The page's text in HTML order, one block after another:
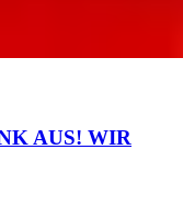
AUS! WIR